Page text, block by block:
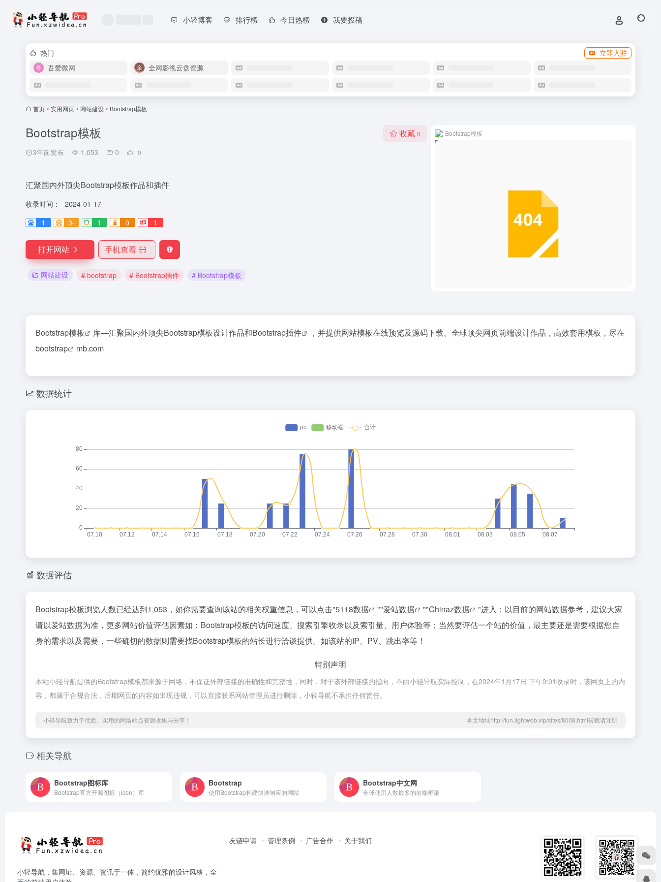
小轻博客 排行榜 今日热榜 我要投稿
热门
立即入驻
吾爱微网
全网影视云盘资源
首页 • 实用网页 • 网站建设 • Bootstrap模板
Bootstrap模板
3年前发布 1,053 0 0
收藏 0
汇聚国内外顶尖Bootstrap模板作品和插件
收录时间：
2024-01-17
1
3- 1 0 1
打开网站 手机查看
网站建设 # bootstrap # Bootstrap插件 # Bootstrap模板
Bootstrap模板
Bootstrap模板 库—汇聚国内外顶尖Bootstrap模板设计作品和Bootstrap插件
，并提供网站模板在线预览及源码下载。全球顶尖网页前端设计作品，高效套用模板，尽在
bootstrap
mb.com
数据统计
数据评估
Bootstrap模板浏览人数已经达到1,053，如你需要查询该站的相关权重信息，可以点击"5118数据 ""爱站数据 ""Chinaz数据
"进入；以目前的网站数据参考，建议大家
请以爱站数据为准，更多网站价值评估因素如：Bootstrap模板的访问速度、搜索引擎收录以及索引量、用户体验等；当然要评估一个站的价值，最主要还是需要根据您自
身的需求以及需要，一些确切的数据则需要找Bootstrap模板的站长进行洽谈提供。如该站的IP、PV、跳出率等！
特别声明
本站小轻导航提供的Bootstrap模板都来源于网络，不保证外部链接的准确性和完整性，同时，对于该外部链接的指向，不由小轻导航实际控制，在2024年1月17日 下午9:01收录时，该网页上的内
容，都属于合规合法，后期网页的内容如出现违规，可以直接联系网站管理员进行删除，小轻导航不承担任何责任。
小轻导航致力于优质、实用的网络站点资源收集与分享！ 本文地址http://fun.lightweb.vip/sites/8008.html转载请注明
相关导航
Bootstrap图标库
Bootstrap官方开源图标（icon）库
Bootstrap
使用Bootstrap构建快速响应的网站
Bootstrap中文网
全球使用人数最多的前端框架
小轻导航，集网址、资源、资讯于一体，简约优雅的设计风格，全
友链申请 管理条例 广告合作 关于我们